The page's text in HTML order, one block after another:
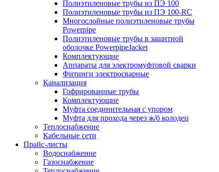
Полиэтиленовые трубы из ПЭ 100
Полиэтиленовые трубы из ПЭ 100-RC
Многослойные полиэтиленовые трубы
Powerpipe
Полиэтиленовые трубы в защитной
оболочке PowerpipeJacket
Комплектующие
Аппараты для электромуфтовой сварки
Фитинги электросварные
Канализация
Гофрированные трубы
Комплектующие
Муфта соединительная с упором
Муфта для прохода через ж/б колодец
Теплоснабжение
Кабельные сети
Прайс-листы
Водоснабжение
Газоснабжение